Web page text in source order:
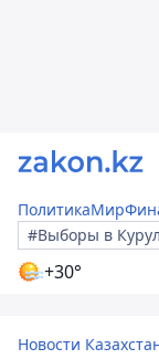
ПолитикаМир
#Выборы в
+30°
Новости